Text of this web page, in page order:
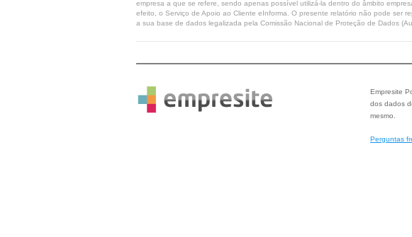
empresa a que se refere, sendo apenas possível utilizá-la dentro do âmbito
efeito, o Serviço de Apoio ao Cliente eInforma. O presente relatório não pode ser
a sua base de dados legalizada pela Comissão Nacional de Proteção de Dados
Empresite
dos dados
mesmo.
Perguntas